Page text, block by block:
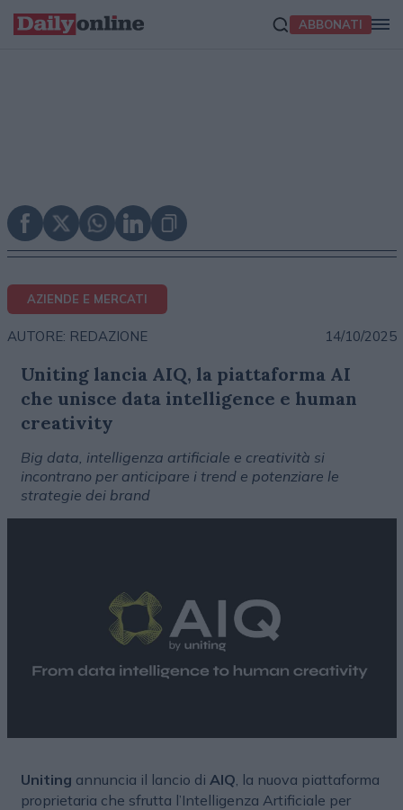
ABBONATI
AZIENDE E MERCATI
AUTORE: REDAZIONE 14/10/2025
Uniting lancia AIQ, la piattaforma AI
che unisce data intelligence e human
creativity
Big data, intelligenza artificiale e creatività si
incontrano per anticipare i trend e potenziare le
strategie dei brand
Uniting annuncia il lancio di AIQ , la nuova piattaforma
proprietaria che sfrutta l’Intelligenza Artificiale per